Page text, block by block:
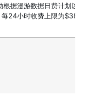
据漫游数据日费计划以
24小时收费上限为$38